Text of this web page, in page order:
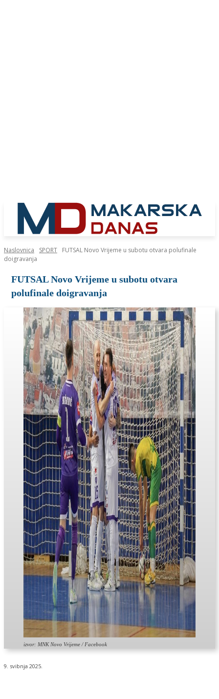
Naslovnica SPORT
FUTSAL Novo Vrijeme u subotu otvara polufinale
doigravanja
FUTSAL Novo Vrijeme u subotu otvara
polufinale doigravanja
izvor: MNK Novo Vrijeme / Facebook
9. svibnja 2025.